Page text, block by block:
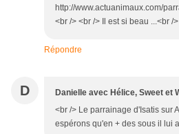
http://www.actuanimaux.com/
<br /> <br /> Il est si beau ...<br />
Répondre
D Danielle avec Hélice, Sweet et
<br /> Le parrainage d'Isatis sur
espérons qu'en + des sous il lui